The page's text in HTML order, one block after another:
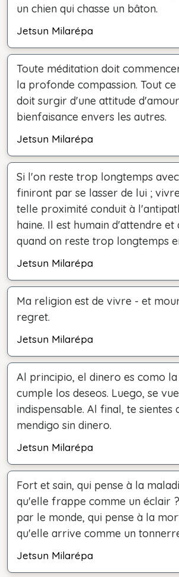
un chien qui chasse un bâton.
Jetsun Milarépa
Toute méditation doit
la profonde compassion. Tout
doit surgir d'une attitude
bienfaisance envers les autres.
Jetsun Milarépa
Si l'on reste trop longtemps
finiront par se lasser de lui ;
telle proximité conduit à
haine. Il est humain d'attendre
quand on reste trop longtemps
Jetsun Milarépa
Ma religion est de vivre - et
regret.
Jetsun Milarépa
Al principio, el dinero es como
cumple los deseos. Luego, se
indispensable. Al final, te sientes
mendigo sin dinero.
Jetsun Milarépa
Fort et sain, qui pense à la
qu'elle frappe comme un éclair
par le monde, qui pense à la
qu'elle arrive comme un
Jetsun Milarépa